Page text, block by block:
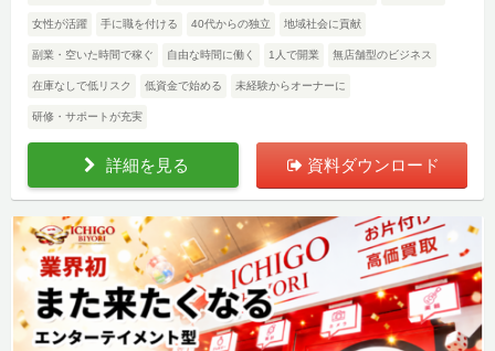
女性が活躍 手に職を付ける 40代からの独立 地域社会に貢献
副業・空いた時間で稼ぐ 自由な時間に働く 1人で開業 無店舗型のビジネス
在庫なしで低リスク 低資金で始める 未経験からオーナーに
研修・サポートが充実
詳細を見る 資料ダウンロード